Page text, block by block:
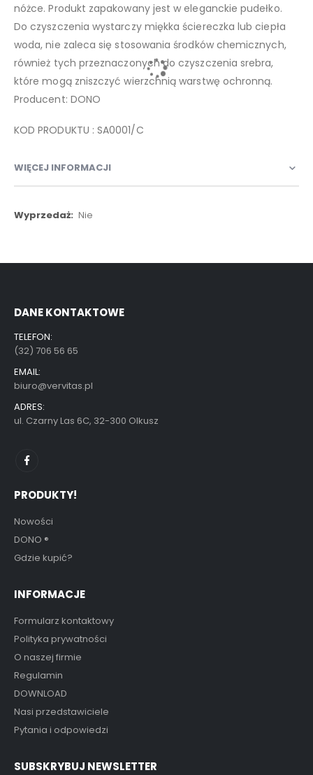
nóżce. Produkt zapakowany jest w eleganckie pudełko.
Do czyszczenia wystarczy miękka ściereczka lub ciepła
woda, nie zaleca się stosowania środków chemicznych,
również tych przeznaczonych do czyszczenia srebra,
które mogą zniszczyć wierzchnią warstwę ochronną.
Producent: DONO
KOD PRODUKTU : SA0001/C
WIĘCEJ INFORMACJI
Więcej
Nie
DANE KONTAKTOWE
TELEFON:
(32) 706 56 65
EMAIL:
biuro@vervitas.pl
ADRES:
ul. Czarny Las 6C, 32-300 Olkusz
PRODUKTY!
Nowości
DONO ®
Gdzie kupić?
INFORMACJE
Formularz kontaktowy
Polityka prywatności
O naszej firmie
Regulamin
DOWNLOAD
Nasi przedstawiciele
Pytania i odpowiedzi
SUBSKRYBUJ NEWSLETTER